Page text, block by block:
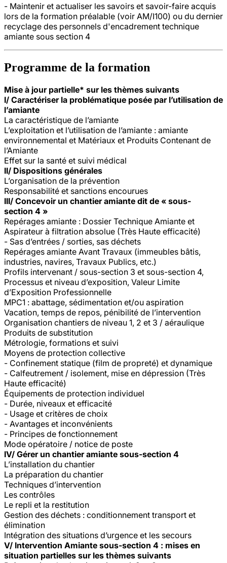
- Maintenir et actualiser les savoirs et savoir-faire acquis
lors de la formation préalable (voir AM/I100) ou du dernier
recyclage des personnels d'encadrement technique
amiante sous section 4
Programme de la formation
Mise à jour partielle* sur les thèmes suivants
I/ Caractériser la problématique posée par l’utilisation de
l’amiante
La caractéristique de l’amiante
L’exploitation et l’utilisation de l’amiante : amiante
environnemental et Matériaux et Produits Contenant de
l’Amiante
Effet sur la santé et suivi médical
II/ Dispositions générales
L’organisation de la prévention
Responsabilité et sanctions encourues
III/ Concevoir un chantier amiante dit de « sous-
section 4 »
Repérages amiante : Dossier Technique Amiante et
Aspirateur à filtration absolue (Très Haute efficacité)
- Sas d’entrées / sorties, sas déchets
Repérages amiante Avant Travaux (immeubles bâtis,
industries, navires, Travaux Publics, etc.)
Profils intervenant / sous-section 3 et sous-section 4,
Processus et niveau d’exposition, Valeur Limite
d’Exposition Professionnelle
MPC1 : abattage, sédimentation et/ou aspiration
Vacation, temps de repos, pénibilité de l’intervention
Organisation chantiers de niveau 1, 2 et 3 / aéraulique
Produits de substitution
Métrologie, formations et suivi
Moyens de protection collective
- Confinement statique (film de propreté) et dynamique
- Calfeutrement / isolement, mise en dépression (Très
Haute efficacité)
Équipements de protection individuel
- Durée, niveaux et efficacité
- Usage et critères de choix
- Avantages et inconvénients
- Principes de fonctionnement
Mode opératoire / notice de poste
IV/ Gérer un chantier amiante sous-section 4
L’installation du chantier
La préparation du chantier
Techniques d’intervention
Les contrôles
Le repli et la restitution
Gestion des déchets : conditionnement transport et
élimination
Intégration des situations d’urgence et les secours
V/ Intervention Amiante sous-section 4 : mises en
situation partielles sur les thèmes suivants